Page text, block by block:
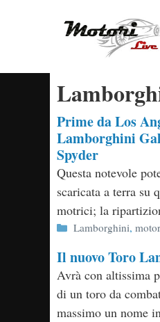
Prime da Los
Lamborghini
Spyder
Questa notevole
scaricata a terra su
motrici; la
Categorie
Lamborghini,
Il nuovo Toro
Avrà con altissima
di un toro da
massimo un nome